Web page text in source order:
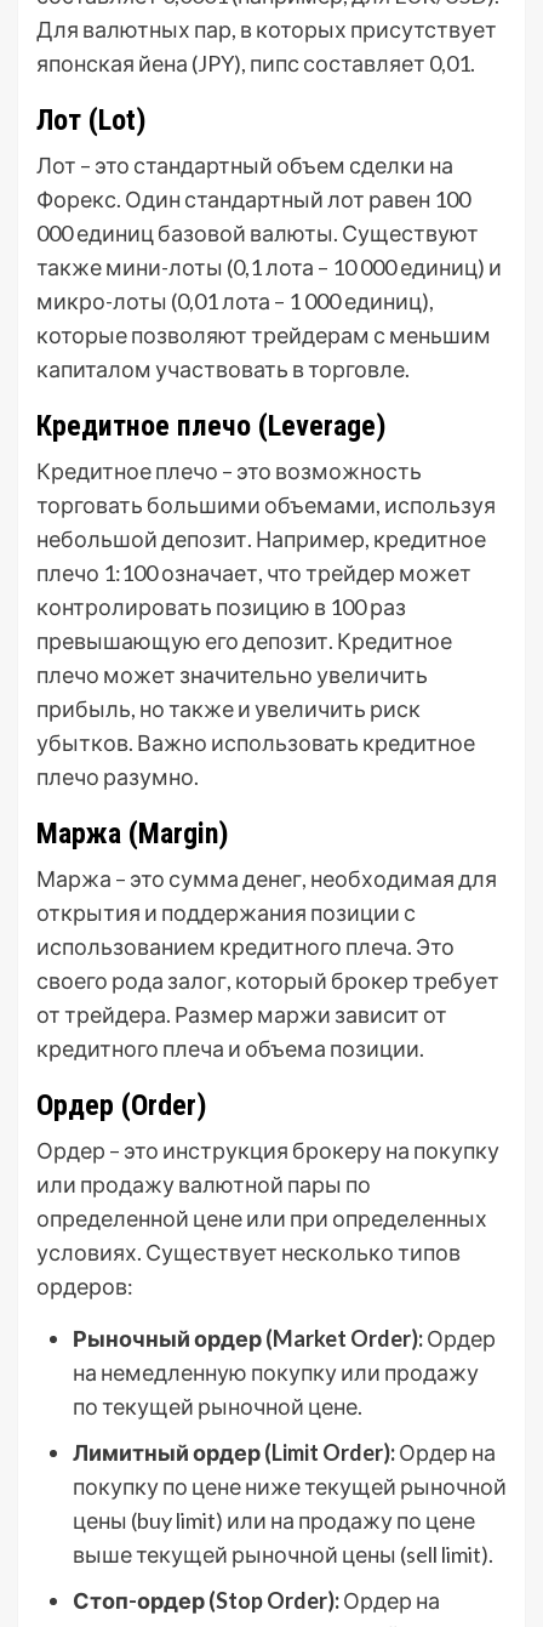
Для валютных пар, в которых присутствует
японская йена (JPY), пипс составляет 0,01.
Лот (Lot)
Лот – это стандартный объем сделки на
Форекс. Один стандартный лот равен 100
000 единиц базовой валюты. Существуют
также мини-лоты (0,1 лота – 10 000 единиц) и
микро-лоты (0,01 лота – 1 000 единиц),
которые позволяют трейдерам с меньшим
капиталом участвовать в торговле.
Кредитное плечо (Leverage)
Кредитное плечо – это возможность
торговать большими объемами, используя
небольшой депозит. Например, кредитное
плечо 1:100 означает, что трейдер может
контролировать позицию в 100 раз
превышающую его депозит. Кредитное
плечо может значительно увеличить
прибыль, но также и увеличить риск
убытков. Важно использовать кредитное
плечо разумно.
Маржа (Margin)
Маржа – это сумма денег, необходимая для
открытия и поддержания позиции с
использованием кредитного плеча. Это
своего рода залог, который брокер требует
от трейдера. Размер маржи зависит от
кредитного плеча и объема позиции.
Ордер (Order)
Ордер – это инструкция брокеру на покупку
или продажу валютной пары по
определенной цене или при определенных
условиях. Существует несколько типов
ордеров:
Рыночный ордер (Market Order):Ордер
на немедленную покупку или продажу
по текущей рыночной цене.
Лимитный ордер (Limit Order):Ордер на
покупку по цене ниже текущей рыночной
цены (buy limit) или на продажу по цене
выше текущей рыночной цены (sell limit).
Стоп-ордер (Stop Order):Ордер на